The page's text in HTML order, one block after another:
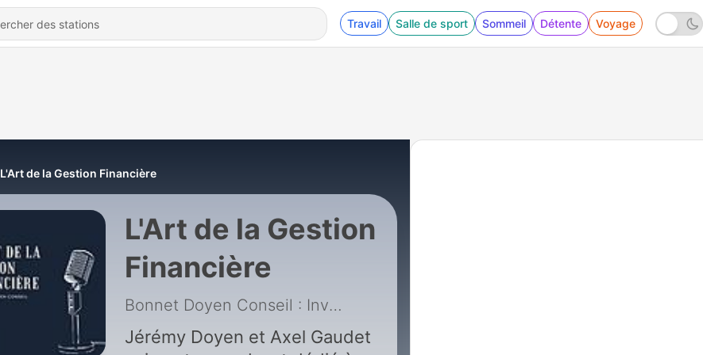
Travail Salle de sport Sommeil Détente Voyage
L'Art de la Gestion Financière
L'Art de la Gestion
Financière
Bonnet Doyen Conseil : Investir, Bourse, Economie, Finance
Jérémy Doyen et Axel Gaudet